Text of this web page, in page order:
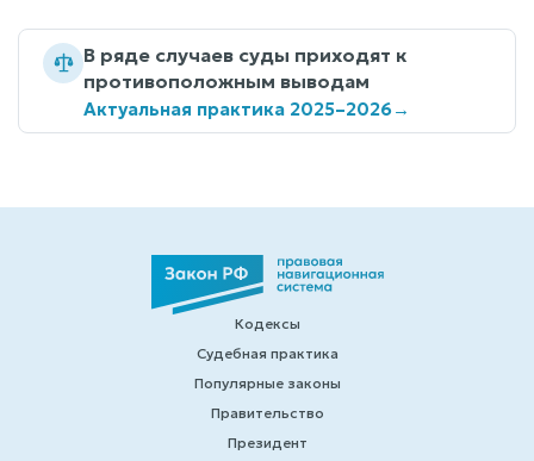
В ряде случаев суды приходят к
противоположным выводам
Актуальная практика 2025–2026→
Кодексы
Судебная практика
Популярные законы
Правительство
Президент